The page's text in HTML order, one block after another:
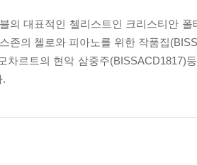
의 대표적인 첼리스트인 크리스티안
존의 첼로와 피아노를 위한 작품집
차르트의 현악 삼중주(BISSACD1817)
.